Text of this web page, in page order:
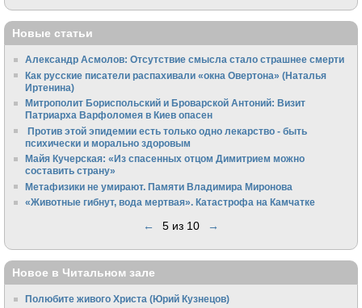
Новые статьи
Александр Асмолов: Отсутствие смысла стало страшнее смерти
Как русские писатели распахивали «окна Овертона» (Наталья
Иртенина)
Митрополит Бориспольский и Броварской Антоний: Визит
Патриарха Варфоломея в Киев опасен
Против этой эпидемии есть только одно лекарство - быть
психически и морально здоровым
Майя Кучерская: «Из спасенных отцом Димитрием можно
составить страну»
Метафизики не умирают. Памяти Владимира Миронова
«Животные гибнут, вода мертвая». Катастрофа на Камчатке
← 5 из 10 →
Новое в Читальном зале
Полюбите живого Христа (Юрий Кузнецов)